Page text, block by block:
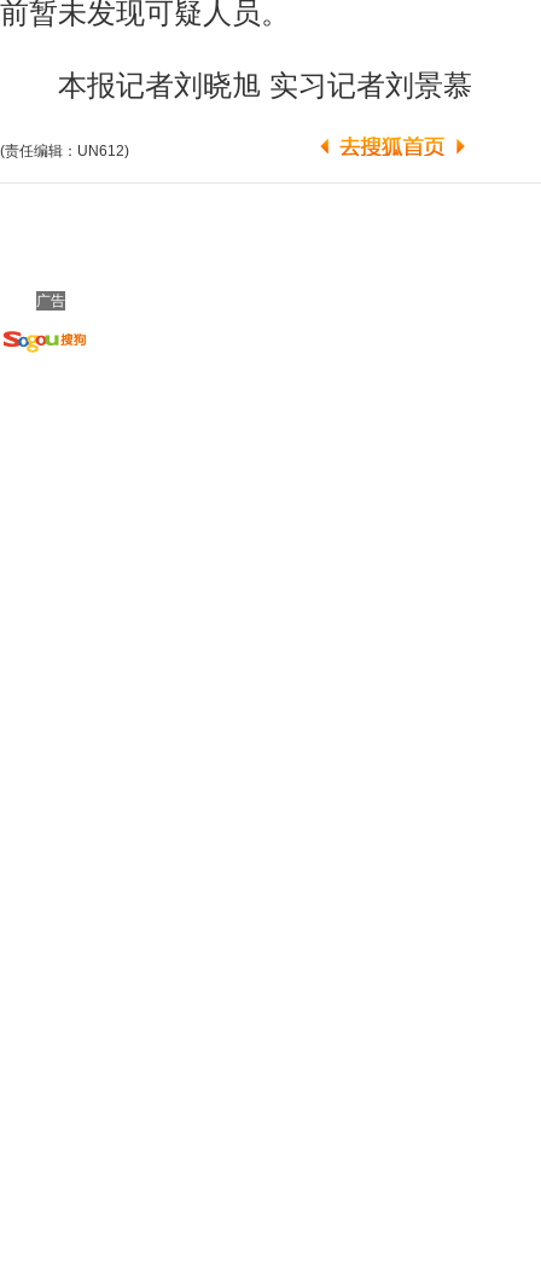
前暂未发现可疑人员。
本报记者刘晓旭 实习记者刘景慕
(责任编辑：UN612)
广告